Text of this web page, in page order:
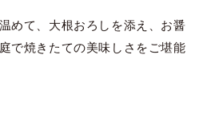
めて、大根おろしを添え、お醤
で焼きたての美味しさをご堪能